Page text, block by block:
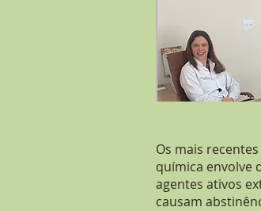
Os mais
química envolve
agentes ativos
causam